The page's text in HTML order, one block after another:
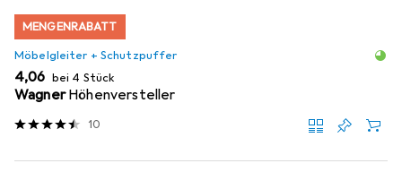
MENGENRABATT
Möbelgleiter + Schutzpuffer
EUR
4,06 bei 4 Stück
Wagner Höhenversteller
10